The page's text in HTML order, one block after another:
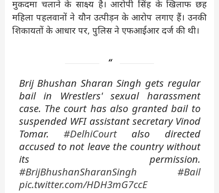
मुकदमा चलाने के साक्ष्य है। आरोपी सिंह के खिलाफ छह
महिला पहलवानों ने यौन उत्पीड़न के आरोप लगाए हैं। उनकी
शिकायतों के आधार पर, पुलिस ने एफआईआर दर्ज की थी।
Brij Bhushan Sharan Singh gets regular
bail in Wrestlers' sexual harassment
case. The court has also granted bail to
suspended WFI assistant secretary Vinod
Tomar. #DelhiCourtalso directed
accused to not leave the country without
its permission.
#BrijBhushanSharanSingh
#Bail
pic.twitter.com/HDH3mG7ccE